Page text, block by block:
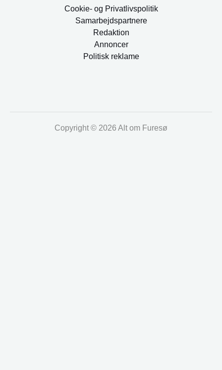
Cookie- og Privatlivspolitik
Samarbejdspartnere
Redaktion
Annoncer
Politisk reklame
Copyright © 2026 Alt om Furesø